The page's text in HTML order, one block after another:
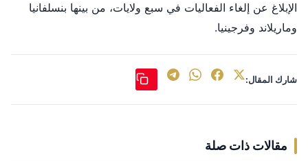
الإبلاغ عن إلغاء الفعاليات في سبع ولايات، من بينها بنسلفانيا
وماريلاند وفرجينيا.
شارك المقال:
مقالات ذات صلة